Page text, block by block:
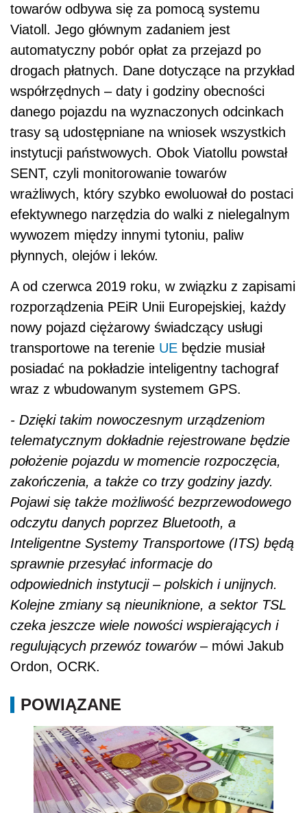
towarów odbywa się za pomocą systemu
Viatoll. Jego głównym zadaniem jest
automatyczny pobór opłat za przejazd po
drogach płatnych. Dane dotyczące na przykład
współrzędnych – daty i godziny obecności
danego pojazdu na wyznaczonych odcinkach
trasy są udostępniane na wniosek wszystkich
instytucji państwowych. Obok Viatollu powstał
SENT, czyli monitorowanie towarów
wrażliwych, który szybko ewoluował do postaci
efektywnego narzędzia do walki z nielegalnym
wywozem między innymi tytoniu, paliw
płynnych, olejów i leków.
A od czerwca 2019 roku, w związku z zapisami
rozporządzenia PEiR Unii Europejskiej, każdy
nowy pojazd ciężarowy świadczący usługi
transportowe na terenie UE będzie musiał
posiadać na pokładzie inteligentny tachograf
wraz z wbudowanym systemem GPS.
- Dzięki takim nowoczesnym urządzeniom
telematycznym dokładnie rejestrowane będzie
położenie pojazdu w momencie rozpoczęcia,
zakończenia, a także co trzy godziny jazdy.
Pojawi się także możliwość bezprzewodowego
odczytu danych poprzez Bluetooth, a
Inteligentne Systemy Transportowe (ITS) będą
sprawnie przesyłać informacje do
odpowiednich instytucji – polskich i unijnych.
Kolejne zmiany są nieuniknione, a sektor TSL
czeka jeszcze wiele nowości wspierających i
regulujących przewóz towarów – mówi Jakub
Ordon, OCRK.
POWIĄZANE